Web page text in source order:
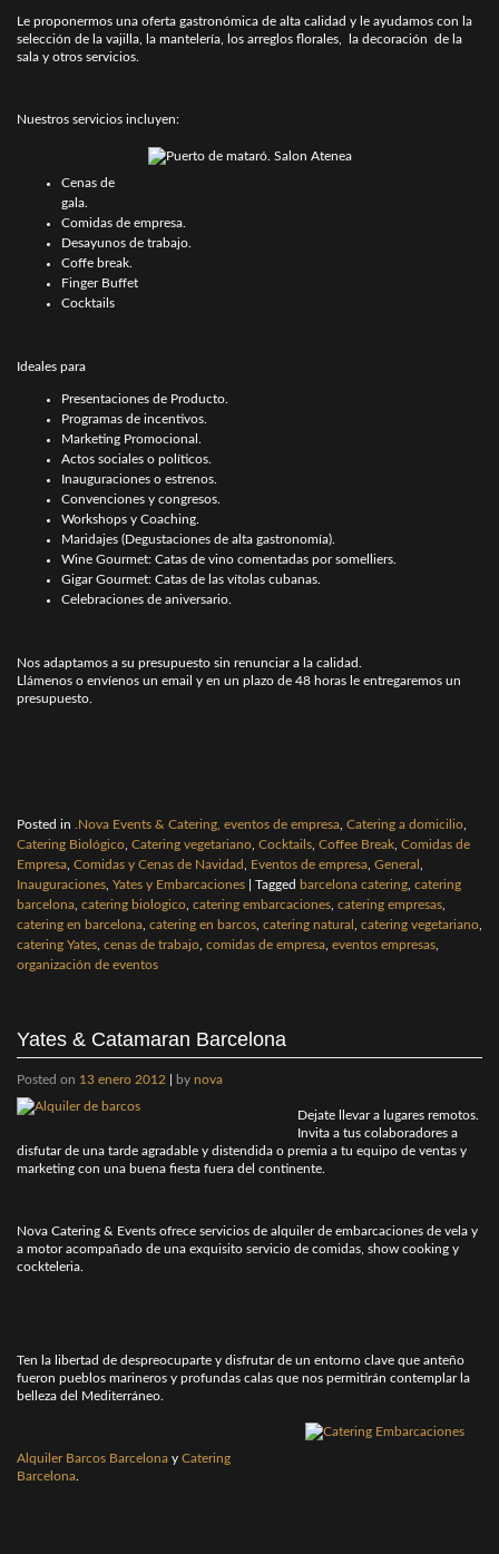
Le proponermos una oferta gastronómica de alta calidad y le ayudamos con la
selección de la vajilla, la mantelería, los arreglos florales, la decoración de la
sala y otros servicios.
Nuestros servicios incluyen:
Cenas de
gala.
Comidas de empresa.
Desayunos de trabajo.
Coffe break.
Finger Buffet
Cocktails
Ideales para
Presentaciones de Producto.
Programas de incentivos.
Marketing Promocional.
Actos sociales o políticos.
Inauguraciones o estrenos.
Convenciones y congresos.
Workshops y Coaching.
Maridajes (Degustaciones de alta gastronomía).
Wine Gourmet: Catas de vino comentadas por somelliers.
Gigar Gourmet: Catas de las vítolas cubanas.
Celebraciones de aniversario.
Nos adaptamos a su presupuesto sin renunciar a la calidad.
Llámenos o envíenos un email y en un plazo de 48 horas le entregaremos un
presupuesto.
Posted in .Nova Events & Catering, eventos de empresa Catering a domicilio
Catering Biológico Catering vegetariano Cocktails Coffee Break Comidas de
Empresa Comidas y Cenas de Navidad Eventos de empresa General
Inauguraciones Yates y Embarcaciones Tagged barcelona catering catering
barcelona catering biologico catering embarcaciones catering empresas
catering en barcelona catering en barcos catering natural catering vegetariano
catering Yates cenas de trabajo comidas de empresa eventos empresas
organización de eventos
Yates & Catamaran Barcelona
Posted on 13 enero 2012 by nova
Dejate llevar a lugares remotos.
Invita a tus colaboradores a
disfutar de una tarde agradable y distendida o premia a tu equipo de ventas y
marketing con una buena fiesta fuera del continente.
Nova Catering & Events ofrece servicios de alquiler de embarcaciones de vela y
a motor acompañado de una exquisito servicio de comidas, show cooking y
cockteleria.
Ten la libertad de despreocuparte y disfrutar de un entorno clave que anteño
fueron pueblos marineros y profundas calas que nos permitirán contemplar la
belleza del Mediterráneo.
Alquiler Barcos Barcelona y Catering
Barcelona